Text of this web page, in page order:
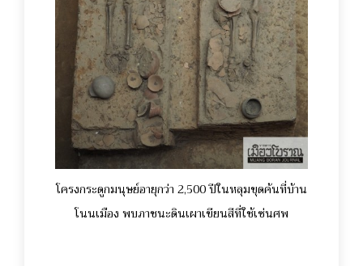
โครงกระดูกมนุษย์อายุกว่า 2,500 ปีในหลุมขุดค้นที่บ้าน
โนนเมือง พบภาชนะดินเผาเขียนสีที่ใช้เซ่นศพ